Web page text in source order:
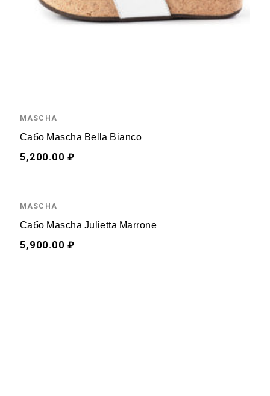
MASCHA
Сабо Mascha Bella Bianco
5,200.00 ₽
MASCHA
Сабо Mascha Julietta Marrone
5,900.00 ₽